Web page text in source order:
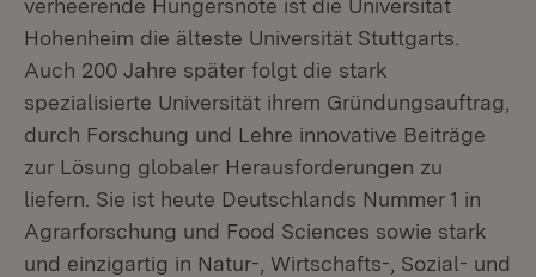
verheerende Hungersnöte ist die Universität
Hohenheim die älteste Universität Stuttgarts.
Auch 200 Jahre später folgt die stark
spezialisierte Universität ihrem Gründungsauftrag,
durch Forschung und Lehre innovative Beiträge
zur Lösung globaler Herausforderungen zu
liefern. Sie ist heute Deutschlands Nummer 1 in
Agrarforschung und Food Sciences sowie stark
und einzigartig in Natur-, Wirtschafts-, Sozial- und